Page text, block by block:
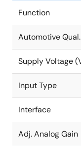
Function
Automotive Qual.
Supply Voltage
Input Type
Interface
Adj. Analog Gain